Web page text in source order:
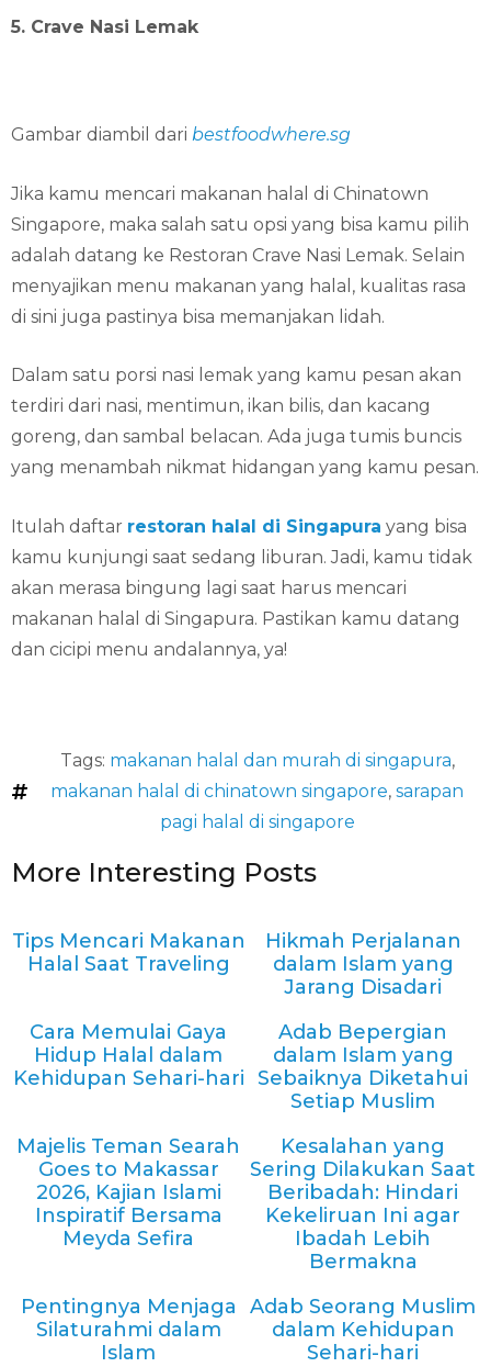
5. Crave Nasi Lemak
Gambar diambil dari bestfoodwhere.sg
Jika kamu mencari makanan halal di Chinatown
Singapore, maka salah satu opsi yang bisa kamu pilih
adalah datang ke Restoran Crave Nasi Lemak. Selain
menyajikan menu makanan yang halal, kualitas rasa
di sini juga pastinya bisa memanjakan lidah.
Dalam satu porsi nasi lemak yang kamu pesan akan
terdiri dari nasi, mentimun, ikan bilis, dan kacang
goreng, dan sambal belacan. Ada juga tumis buncis
yang menambah nikmat hidangan yang kamu pesan.
Itulah daftar restoran halal di Singapura yang bisa
kamu kunjungi saat sedang liburan. Jadi, kamu tidak
akan merasa bingung lagi saat harus mencari
makanan halal di Singapura. Pastikan kamu datang
dan cicipi menu andalannya, ya!
Tags: makanan halal dan murah di singapura,
makanan halal di chinatown singapore, sarapan
pagi halal di singapore
More Interesting Posts
Tips Mencari Makanan
Halal Saat Traveling
Hikmah Perjalanan
dalam Islam yang
Jarang Disadari
Cara Memulai Gaya
Hidup Halal dalam
Kehidupan Sehari-hari
Adab Bepergian
dalam Islam yang
Sebaiknya Diketahui
Setiap Muslim
Majelis Teman Searah
Goes to Makassar
2026, Kajian Islami
Inspiratif Bersama
Meyda Sefira
Kesalahan yang
Sering Dilakukan Saat
Beribadah: Hindari
Kekeliruan Ini agar
Ibadah Lebih
Bermakna
Pentingnya Menjaga
Silaturahmi dalam
Islam
Adab Seorang Muslim
dalam Kehidupan
Sehari-hari